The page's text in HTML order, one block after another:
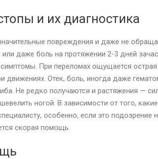
и их диагностика
повреждения и даже не
даже боль на протяжении 2-3 дней
При переломах ощущается острая
движениях. Отек, боль, иногда даже
Не редко получаются и растяжения —
ногой. В зависимости от того,
особенно, если это подозрение
скорая помощь.